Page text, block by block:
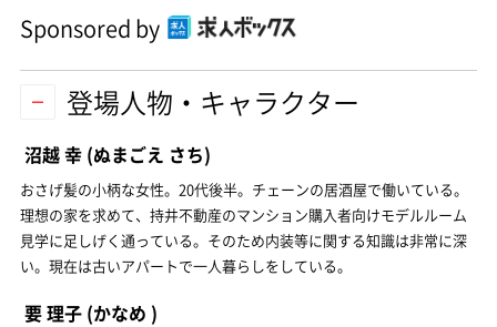
Sponsored by
登場人物・キャラクター
沼越 幸 (ぬまごえ さち)
おさげ髪の小柄な女性。20代後半。チェーンの居酒屋で働いている。
理想の家を求めて、持井不動産のマンション購入者向けモデルルーム
見学に足しげく通っている。そのため内装等に関する知識は非常に深
い。現在は古いアパートで一人暮らしをしている。
要 理子 (かなめ )